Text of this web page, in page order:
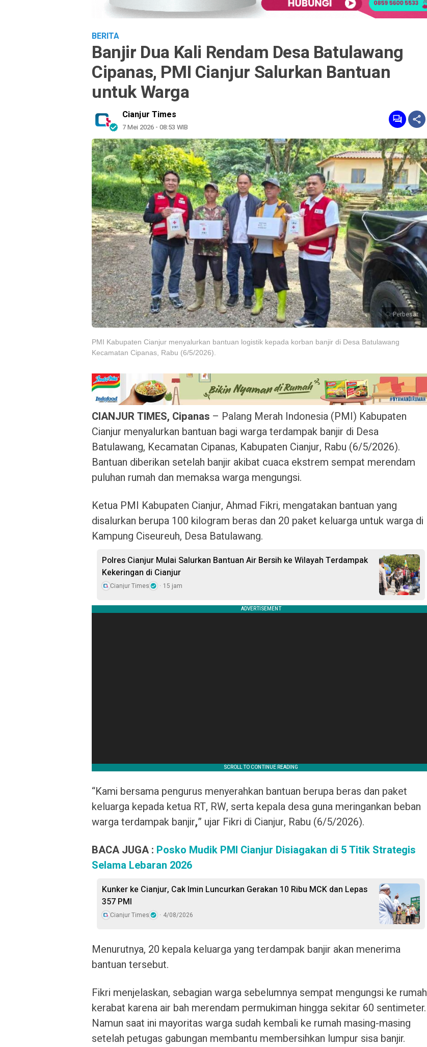
BERITA
Banjir Dua Kali Rendam Desa Batulawang
Cipanas, PMI Cianjur Salurkan Bantuan
untuk Warga
Cianjur Times
7 Mei 2026 - 08:53 WIB
Perbesar
PMI Kabupaten Cianjur menyalurkan bantuan logistik kepada korban banjir di Desa Batulawang
Kecamatan Cipanas, Rabu (6/5/2026).
CIANJUR TIMES, Cipanas – Palang Merah Indonesia (PMI) Kabupaten
Cianjur menyalurkan bantuan bagi warga terdampak banjir di Desa
Batulawang, Kecamatan Cipanas, Kabupaten Cianjur, Rabu (6/5/2026).
Bantuan diberikan setelah banjir akibat cuaca ekstrem sempat merendam
puluhan rumah dan memaksa warga mengungsi.
Ketua PMI Kabupaten Cianjur, Ahmad Fikri, mengatakan bantuan yang
disalurkan berupa 100 kilogram beras dan 20 paket keluarga untuk warga di
Kampung Ciseureuh, Desa Batulawang.
Polres Cianjur Mulai Salurkan Bantuan Air Bersih ke Wilayah Terdampak
Kekeringan di Cianjur
Cianjur Times 15 jam
“Kami bersama pengurus menyerahkan bantuan berupa beras dan paket
keluarga kepada ketua RT, RW, serta kepala desa guna meringankan beban
warga terdampak banjir,” ujar Fikri di Cianjur, Rabu (6/5/2026).
BACA JUGA : Posko Mudik PMI Cianjur Disiagakan di 5 Titik Strategis
Selama Lebaran 2026
Kunker ke Cianjur, Cak Imin Luncurkan Gerakan 10 Ribu MCK dan Lepas
357 PMI
Cianjur Times 4/08/2026
Menurutnya, 20 kepala keluarga yang terdampak banjir akan menerima
bantuan tersebut.
Fikri menjelaskan, sebagian warga sebelumnya sempat mengungsi ke rumah
kerabat karena air bah merendam permukiman hingga sekitar 60 sentimeter.
Namun saat ini mayoritas warga sudah kembali ke rumah masing-masing
setelah petugas gabungan membantu membersihkan lumpur sisa banjir.